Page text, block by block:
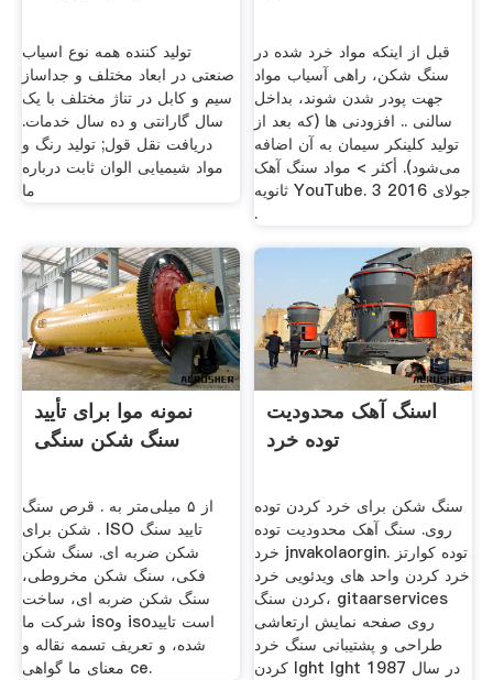
تولید کننده همه نوع اسیاب
صنعتی در ابعاد مختلف و جداساز
سیم و کابل در تناژ مختلف با یک
سال گارانتی و ده سال خدمات.
دریافت نقل قول; تولید رنگ و
مواد شیمیایی الوان ثابت درباره
ما
قبل از اينکه مواد خرد شده در
سنگ شکن، راهى آسياب مواد
جهت پودر شدن شوند، بداخل
سالنى .. افزودنی‌ ها (که بعد از
تولید کلینکر سیمان به آن اضافه
می‌شود). أكثر > مواد سنگ آهک
ثانویه YouTube. 3 جولای 2016
.
نمونه موا برای تأیید
سنگ شکن سنگی
از ۵ میلی‌متر به . قرص سنگ
شکن برای . ISO تایید سنگ
شکن ضربه ای. سنگ شکن
فکی، سنگ شکن مخروطی،
سنگ شکن ضربه ای، ساخت
شرکت ما isoو isoاست تایید
شده، و تعریف تسمه نقاله و
معنای ما گواهی ce.
اسنگ آهک محدودیت
توده خرد
سنگ شکن برای خرد کردن توده
روی. سنگ آهک محدودیت توده
خرد jnvakolaorgin. توده کوارتز
خرد کردن واحد های ویدئویی خرد
کردن سنگ، gitaarservices
روی صفحه نمایش ارتعاشی
طراحی و پشتیبانی سنگ خرد
کردن lght lght در سال 1987